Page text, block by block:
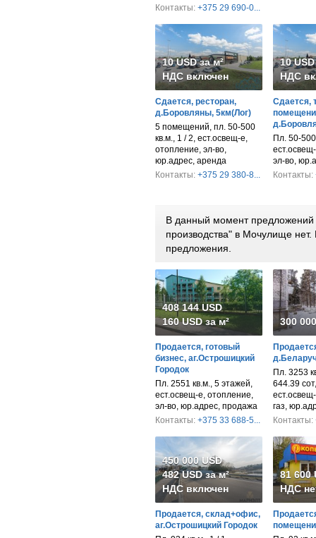
Контакты: +375 29 690-0...
10 USD за м²
НДС включен
Сдается, ресторан,
д.Боровляны, 5км(Лог)
5 помещений, пл. 50-500
кв.м., 1 / 2, ест.освещ-е,
отопление, эл-во,
юр.адрес, аренда
Контакты: +375 29 380-8...
10
НДС
Сдается,
Пл. 50-
эл-во,
Контакты:
В данный момент
производства" в Мочулище
предложения.
408 144 USD
160 USD за м²
Продается, готовый
бизнес, аг.Острошицкий
Городок
Пл. 2551 кв.м., 5 этажей,
ест.освещ-е, отопление,
эл-во, юр.адрес, продажа
Контакты: +375 33 688-5...
300
Пл. 3253
644.39
газ,
Контакты:
450 000 USD
482 USD за м²
НДС включен
Продается, склад+офис,
аг.Острошицкий Городок
81 600
НДС